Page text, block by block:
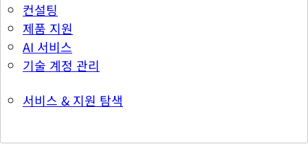
컨설팅
제품 지원
AI 서비스
기술 계정 관리
서비스 & 지원 탐색